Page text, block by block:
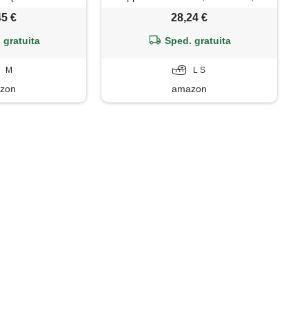
, m
€
gratuita
M
28,24 €
Sped. gratuita
L S
amazon